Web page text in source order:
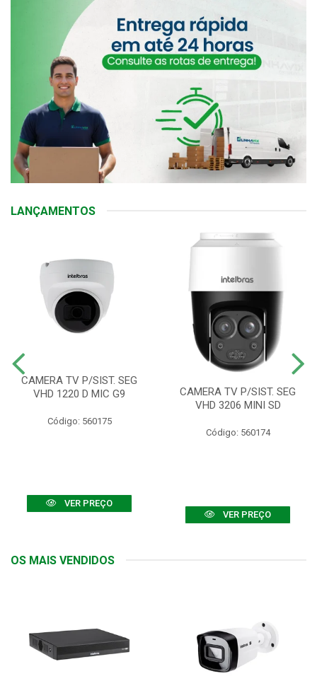
LANÇAMENTOS
CAMERA TV P/SIST. SEG
VHD 1220 D MIC G9
Código: 560175
VER PREÇO
CAMERA TV P/SIST. SEG
VHD 3206 MINI SD
Código: 560174
VER PREÇO
OS MAIS VENDIDOS